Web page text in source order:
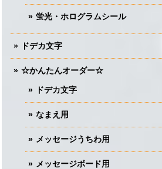
蛍光・ホログラムシール
ドデカ文字
☆かんたんオーダー☆
ドデカ文字
なまえ用
メッセージうちわ用
メッセージボード用